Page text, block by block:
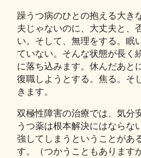
躁うつ病のひとの抱える大き
夫じゃないのに、大丈夫と、
い。そして、無理をする。眠
ていない。そんな状態が長く
に落ち込みます。休んだあと
復職しようとする。焦る。そ
きます。
双極性障害の治療では、気分
うつ薬は根本解決にはならな
強してしまうということがあ
す。（つかうこともあります